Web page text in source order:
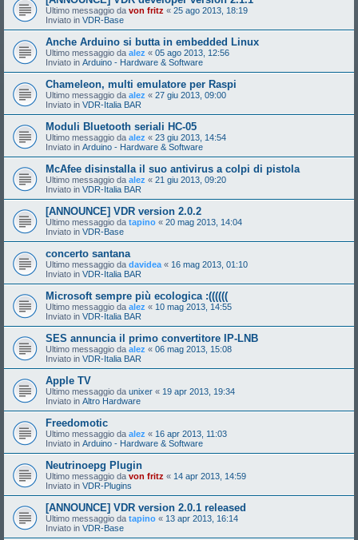
Ultimo messaggio da von fritz « 25 ago 2013, 18:19
Inviato in VDR-Base
Anche Arduino si butta in embedded Linux
Ultimo messaggio da alez « 05 ago 2013, 12:56
Inviato in Arduino - Hardware & Software
Chameleon, multi emulatore per Raspi
Ultimo messaggio da alez « 27 giu 2013, 09:00
Inviato in VDR-Italia BAR
Moduli Bluetooth seriali HC-05
Ultimo messaggio da alez « 23 giu 2013, 14:54
Inviato in Arduino - Hardware & Software
McAfee disinstalla il suo antivirus a colpi di pistola
Ultimo messaggio da alez « 21 giu 2013, 09:20
Inviato in VDR-Italia BAR
[ANNOUNCE] VDR version 2.0.2
Ultimo messaggio da tapino « 20 mag 2013, 14:04
Inviato in VDR-Base
concerto santana
Ultimo messaggio da davidea « 16 mag 2013, 01:10
Inviato in VDR-Italia BAR
Microsoft sempre più ecologica :((((((
Ultimo messaggio da alez « 10 mag 2013, 14:55
Inviato in VDR-Italia BAR
SES annuncia il primo convertitore IP-LNB
Ultimo messaggio da alez « 06 mag 2013, 15:08
Inviato in VDR-Italia BAR
Apple TV
Ultimo messaggio da unixer « 19 apr 2013, 19:34
Inviato in Altro Hardware
Freedomotic
Ultimo messaggio da alez « 16 apr 2013, 11:03
Inviato in Arduino - Hardware & Software
Neutrinoepg Plugin
Ultimo messaggio da von fritz « 14 apr 2013, 14:59
Inviato in VDR-Plugins
[ANNOUNCE] VDR version 2.0.1 released
Ultimo messaggio da tapino « 13 apr 2013, 16:14
Inviato in VDR-Base